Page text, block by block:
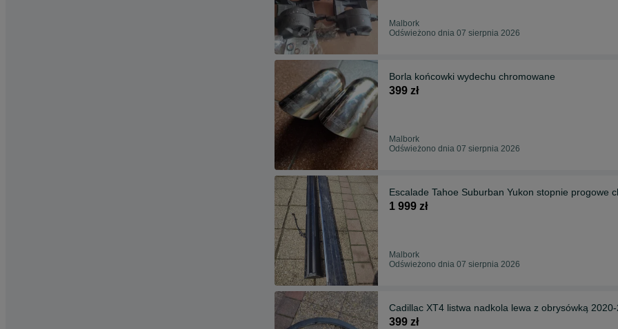
Malbork
Odświeżono dnia 07 sierpnia 2026
Borla końcowki wydechu chromowane
399 zł
Malbork
Odświeżono dnia 07 sierpnia 2026
Escalade Tahoe Suburban Yukon stopnie progowe
1 999 zł
Malbork
Odświeżono dnia 07 sierpnia 2026
Cadillac XT4 listwa nadkola lewa z obrysówką
399 zł